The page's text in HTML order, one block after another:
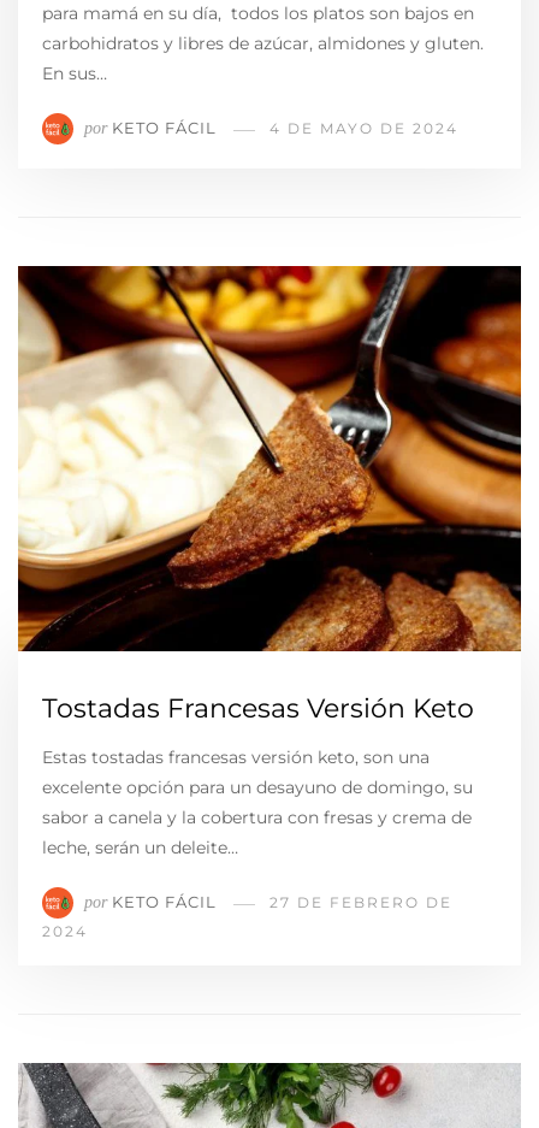
para mamá en su día, todos los platos son bajos en
carbohidratos y libres de azúcar, almidones y gluten.
En sus…
por KETO FÁCIL 4 DE MAYO DE 2024
Tostadas Francesas Versión Keto
Estas tostadas francesas versión keto, son una
excelente opción para un desayuno de domingo, su
sabor a canela y la cobertura con fresas y crema de
leche, serán un deleite…
por KETO FÁCIL
27 DE FEBRERO DE
2024